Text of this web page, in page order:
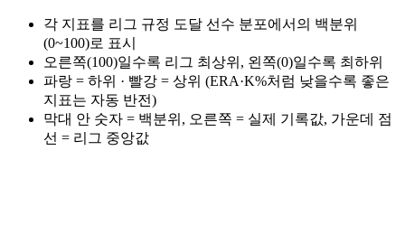
각 지표를 리그 규정 도달 선수 분포에서의 백분위
(0~100)로 표시
오른쪽(100)일수록 리그 최상위, 왼쪽(0)일수록 최하위
파랑 = 하위 · 빨강 = 상위 (ERA·K%처럼 낮을수록 좋은
지표는 자동 반전)
막대 안 숫자 = 백분위, 오른쪽 = 실제 기록값, 가운데 점
선 = 리그 중앙값